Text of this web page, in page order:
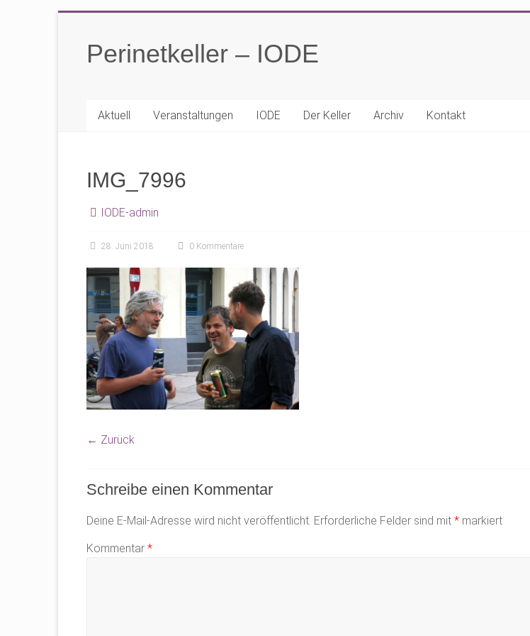
springenPerinetkeller – IODE
Aktuell Veranstaltungen IODE Der Keller Archiv Kontakt
IMG_7996
IODE-admin
28. Juni 2018 0 Kommentare
← Zurück
Schreibe einen Kommentar
Deine E-Mail-Adresse wird nicht veröffentlicht. Erforderliche Felder sind mit * markiert
Kommentar *